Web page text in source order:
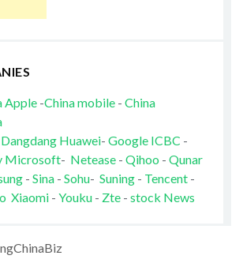
Apple-China mobile- China
Dangdang Huawei- Google ICBC -
Microsoft- Netease- Qihoo - Qunar
- Sina- Sohu- Suning- Tencent-
Xiaomi- Youku - Zte- stock News